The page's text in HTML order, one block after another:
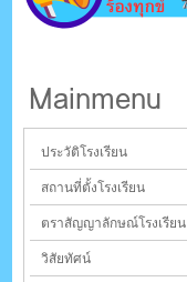
Mainmenu
ประวัติโรงเรียน
สถานที่ตั้งโรงเรียน
ตราสัญญาลักษณ์โรงเรียน
วิสัยทัศน์